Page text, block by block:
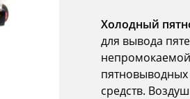
Холодный
для вывода
средств.